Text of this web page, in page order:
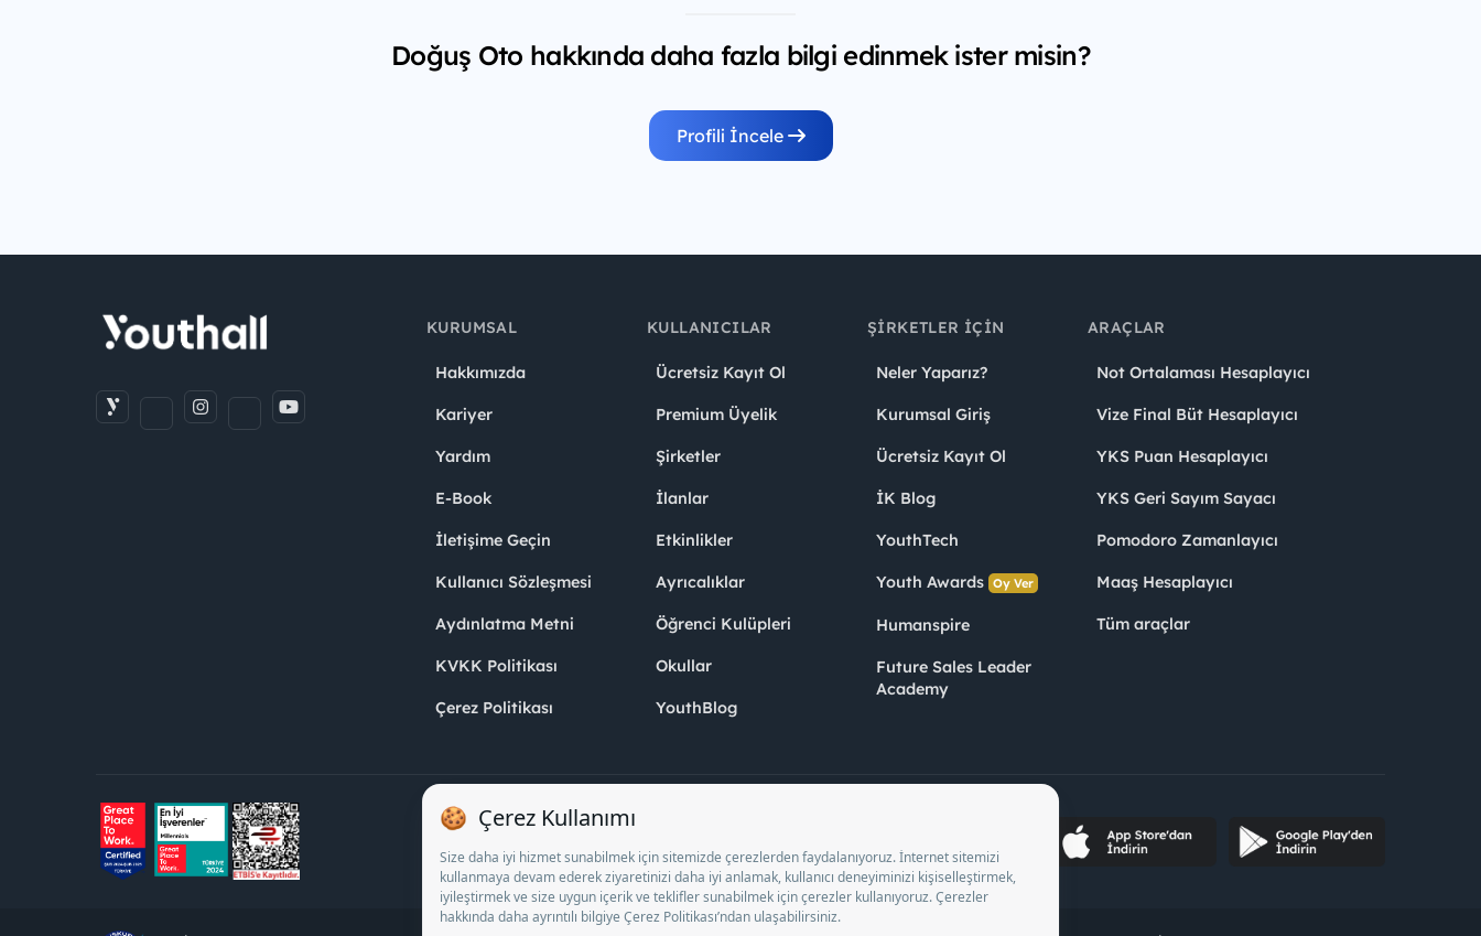
Doğuş Oto hakkında daha fazla bilgi edinmek ister misin?
Profili İncele
KURUMSAL
Hakkımızda
Kariyer
Yardım
E-Book
İletişime Geçin
Kullanıcı Sözleşmesi
Aydınlatma Metni
KVKK Politikası
Çerez Politikası
KULLANICILAR
Ücretsiz Kayıt Ol
Premium Üyelik
Şirketler
İlanlar
Etkinlikler
Ayrıcalıklar
Öğrenci Kulüpleri
Okullar
YouthBlog
ŞIRKETLER İÇIN
Neler Yaparız?
Kurumsal Giriş
Ücretsiz Kayıt Ol
İK Blog
YouthTech
Youth Awards Oy Ver
Humanspire
Future Sales Leader
Academy
ARAÇLAR
Not Ortalaması Hesaplayıcı
Vize Final Büt Hesaplayıcı
YKS Puan Hesaplayıcı
YKS Geri Sayım Sayacı
Pomodoro Zamanlayıcı
Maaş Hesaplayıcı
Tüm araçlar